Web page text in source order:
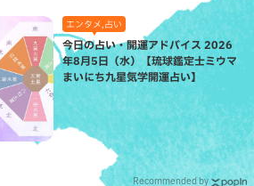
エンタメ,占い
今日の占い・開運アドバイス 2026
年8月5日（水）【琉球鑑定士ミウマ
まいにち九星気学開運占い】
Recommended by